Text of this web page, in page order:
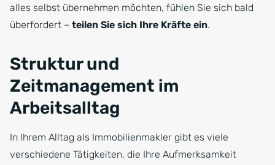
alles selbst übernehmen möchten, fühlen Sie sich bald
überfordert – teilen Sie sich Ihre Kräfte ein.
Struktur und
Zeitmanagement im
Arbeitsalltag
In Ihrem Alltag als Immobilienmakler gibt es viele
verschiedene Tätigkeiten, die Ihre Aufmerksamkeit